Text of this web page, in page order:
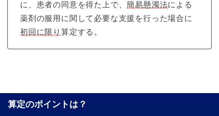
に、患者の同意を得た上で、簡易懸濁法による
薬剤の服用に関して必要な支援を行った場合に
初回に限り 算定する。
算定のポイントは？